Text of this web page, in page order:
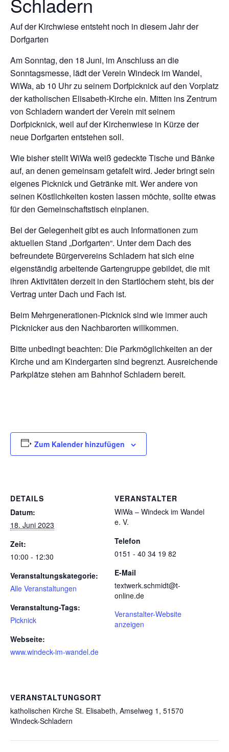
Auf der Kirchwiese entsteht noch in diesem Jahr der
Dorfgarten
Am Sonntag, den 18 Juni, im Anschluss an die
Sonntagsmesse, lädt der Verein Windeck im Wandel,
WiWa, ab 10 Uhr zu seinem Dorfpicknick auf den Vorplatz
der katholischen Elisabeth-Kirche ein. Mitten ins Zentrum
von Schladern wandert der Verein mit seinem
Dorfpicknick, weil auf der Kirchenwiese in Kürze der
neue Dorfgarten entstehen soll.
Wie bisher stellt WiWa weiß gedeckte Tische und Bänke
auf, an denen gemeinsam getafelt wird. Jeder bringt sein
eigenes Picknick und Getränke mit. Wer andere von
seinen Köstlichkeiten kosten lassen möchte, sollte etwas
für den Gemeinschaftstisch einplanen.
Bei der Gelegenheit gibt es auch Informationen zum
aktuellen Stand „Dorfgarten“. Unter dem Dach des
befreundete Bürgervereins Schladern hat sich eine
eigenständig arbeitende Gartengruppe gebildet, die mit
ihren Aktivitäten derzeit in den Startlöchern steht, bis der
Vertrag unter Dach und Fach ist.
Beim Mehrgenerationen-Picknick sind wie immer auch
Picknicker aus den Nachbarorten willkommen.
Bitte unbedingt beachten: Die Parkmöglichkeiten an der
Kirche und am Kindergarten sind begrenzt. Ausreichende
Parkplätze stehen am Bahnhof Schladern bereit.
Zum Kalender hinzufügen
DETAILS
Datum:
18. Juni 2023
Zeit:
10:00 - 12:30
Veranstaltungskategorie:
Alle Veranstaltungen
Veranstaltung-Tags:
Picknick
Webseite:
www.windeck-im-wandel.de
VERANSTALTER
WiWa – Windeck im Wandel
e. V.
Telefon
0151 - 40 34 19 82
E-Mail
textwerk.schmidt@t-
online.de
Veranstalter-Website
anzeigen
VERANSTALTUNGSORT
katholischen Kirche St. Elisabeth, Amselweg 1, 51570
Windeck-Schladern